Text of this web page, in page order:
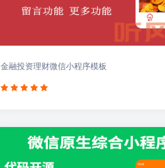
金融投资理财微信小程序模板